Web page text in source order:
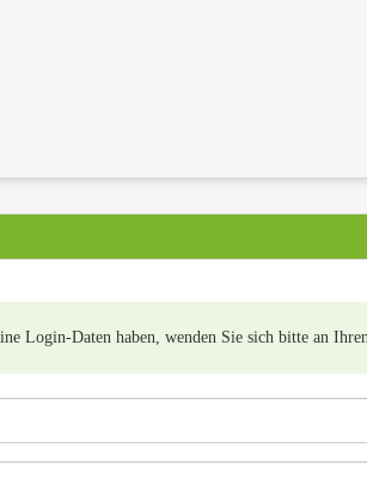
Login-Daten haben, wenden Sie sich bitte an